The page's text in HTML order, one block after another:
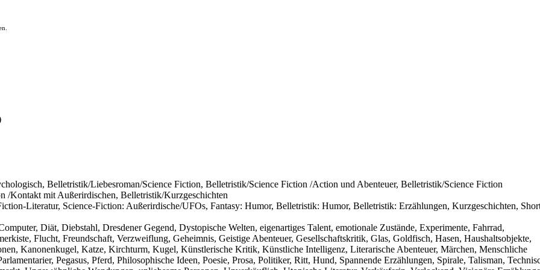
Belletristik/Liebesroman/Science Fiction, Belletristik/Science Fiction /Action und Abenteuer, Belletristik/Science Fiction
/Kontakt mit Außerirdischen, Belletristik/Kurzgeschichten
Literatur, Science-Fiction: Außerirdische/UFOs, Fantasy: Humor, Belletristik: Humor, Belletristik: Erzählungen, Kurzgeschichten,
Diät, Diebstahl, Dresdener Gegend, Dystopische Welten, eigenartiges Talent, emotionale Zustände, Experimente, Fahrrad,
Flucht, Freundschaft, Verzweiflung, Geheimnis, Geistige Abenteuer, Gesellschaftskritik, Glas, Goldfisch, Hasen, Haushaltsobjekte,
Kanonenkugel, Katze, Kirchturm, Kugel, Künstlerische Kritik, Künstliche Intelligenz, Literarische Abenteuer, Märchen, Menschliche
Pegasus, Pferd, Philosophische Ideen, Poesie, Prosa, Politiker, Ritt, Hund, Spannende Erzählungen, Spirale, Talisman,